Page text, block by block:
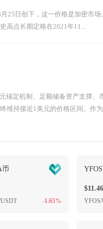
25日创下，这一价格是加密市
高点长期定格在2021年11...
锚定机制、足额储备资产支撑、
维持接近1美元的价格区间。作为
币
-1.65%
$11.46